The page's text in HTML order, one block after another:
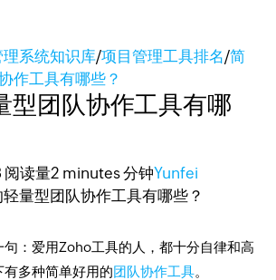
理系统知识库/项目管理工具排名/简
作工具有哪些？
型团队协作工具有哪
阅读量2 minutes 分钟Yunfei
：爱用Zoho工具的人，都十分自律和高
多种简单好用的团队协作工具。